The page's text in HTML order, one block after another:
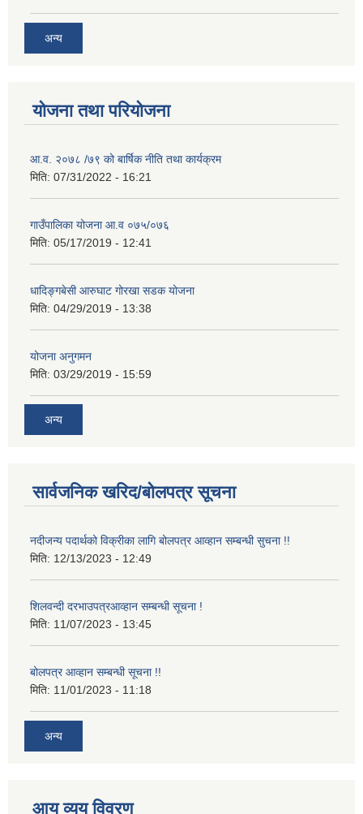
अन्य
योजना तथा परियोजना
आ.व. २०७८ /७९ को बार्षिक नीति तथा कार्यक्रम
मिति: 07/31/2022 - 16:21
गाउँपालिका योजना आ.व ०७५/०७६
मिति: 05/17/2019 - 12:41
धादिङ्गबेसी आरुघाट गोरखा सडक योजना
मिति: 04/29/2019 - 13:38
योजना अनुगमन
मिति: 03/29/2019 - 15:59
अन्य
सार्वजनिक खरिद/बोलपत्र सूचना
नदीजन्य पदार्थको विक्रीका लागि बोलपत्र आव्हान सम्बन्धी सुचना !!
मिति: 12/13/2023 - 12:49
शिलवन्दी दरभाउपत्रआव्हान सम्बन्धी सूचना !
मिति: 11/07/2023 - 13:45
बोलपत्र आव्हान सम्बन्धी सूचना !!
मिति: 11/01/2023 - 11:18
अन्य
आय व्यय विवरण